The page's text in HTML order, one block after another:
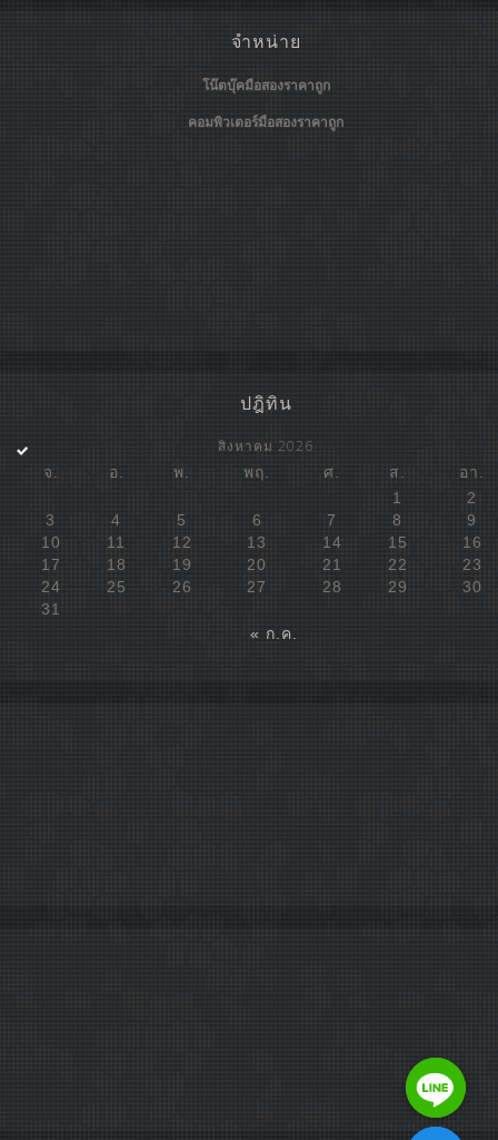
จำหน่าย
โน๊ตบุ๊คมือสองราคาถูก
คอมพิวเตอร์มือสองราคาถูก
ปฎิทิน
สิงหาคม 2026
จ. อ. พ. พฤ. ศ. ส.
อา.
1
2
3
4 5 6 7 8
9
10
11 12 13 14 15
16
17
18 19 20 21 22
23
24
25 26 27 28 29
30
31
« ก.ค.